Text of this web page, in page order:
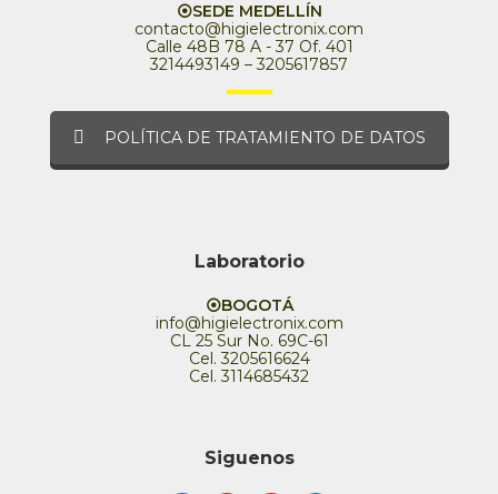
⦿SEDE MEDELLÍN
contacto@higielectronix.com
Calle 48B 78 A - 37 Of. 401
3214493149 – 3205617857
POLÍTICA DE TRATAMIENTO DE DATOS
Laboratorio
⦿BOGOTÁ
info@higielectronix.com
CL 25 Sur No. 69C-61
Cel. 3205616624
Cel. 3114685432
Siguenos